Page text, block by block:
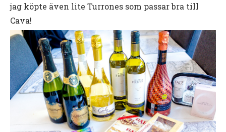
jag köpte även lite Turrones som passar bra till
Cava!